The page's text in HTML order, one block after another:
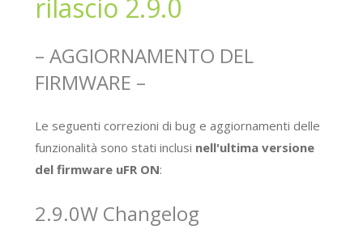
rilascio 2.9.0
– AGGIORNAMENTO DEL
FIRMWARE –
Le seguenti correzioni di bug e aggiornamenti delle
funzionalità sono stati inclusi nell'ultima versione
del firmware uFR ON:
2.9.0W Changelog